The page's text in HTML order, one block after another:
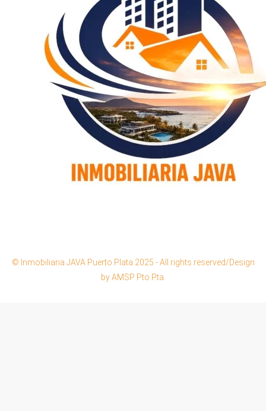
© Inmobiliaria JAVA Puerto Plata 2025 - All rights reserved/Design
by AMSP Pto.Pta.